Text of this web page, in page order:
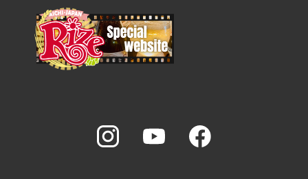
0561-78-3066